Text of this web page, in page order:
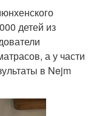
детей из
а у части
в Nejm